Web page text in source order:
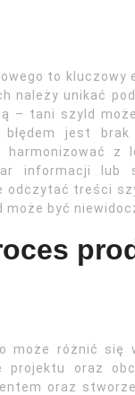
to
należy unikać
– tani szyld
błędem jest
z
informacji lub
odczytać treści
być
może różnić
projektu oraz
oraz